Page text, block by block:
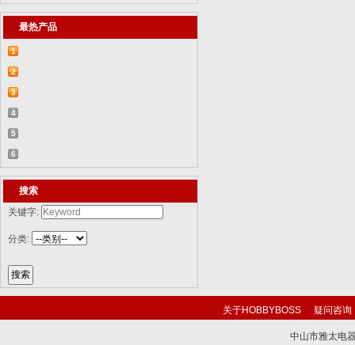
最热产品
1
【2015-07-07】德国BR 52型蒸汽机车
829...
2
【2015-07-06】德国LWS水陆两栖牵引车
82...
3
【2018-08-31】中国ZTL-11轮式装甲突击
车 ...
4
【2015-12-31】加拿大豹2A4M主战坦克
8386...
5
【2014-12-10】俄罗斯KrAZ-255B军用卡
车85...
6
【2014-12-10】以色列阿奇扎里特装甲运
兵...搜索
关键字:
分类:
关于HOBBYBOSS 疑问咨询
中山市雅太电